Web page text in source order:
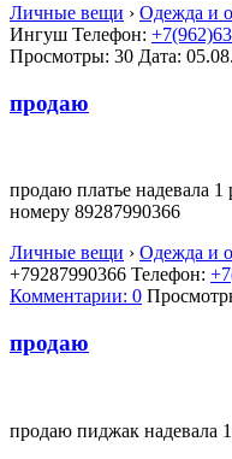
Личные вещи › Одежда и
Ингуш Телефон:
Просмотры: 30 Дата:
продаю
продаю платье надевала
номеру 89287990366
Личные вещи › Одежда и
+79287990366 Телефон:
Комментарии: 0
продаю
продаю пиджак надевала